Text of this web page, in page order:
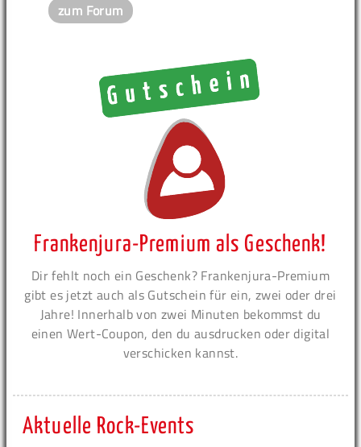
zum Forum
Frankenjura-Premium als Geschenk!
Dir fehlt noch ein Geschenk? Frankenjura-Premium
gibt es jetzt auch als Gutschein für ein, zwei oder drei
Jahre! Innerhalb von zwei Minuten bekommst du
einen Wert-Coupon, den du ausdrucken oder digital
verschicken kannst.
Aktuelle Rock-Events